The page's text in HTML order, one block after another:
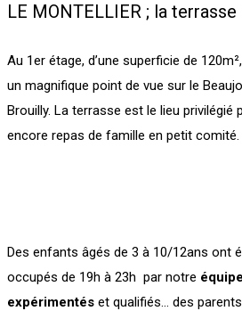
LE MONTELLIER ; la terrasse
Au 1er étage, d’une superficie de
un magnifique point de vue sur le
Brouilly. La terrasse est le lieu privilégié
encore repas de famille en petit comité.
Des enfants âgés de 3 à 10/12ans ont
occupés de 19h à 23h par notre
expérimentés et qualifiés… des